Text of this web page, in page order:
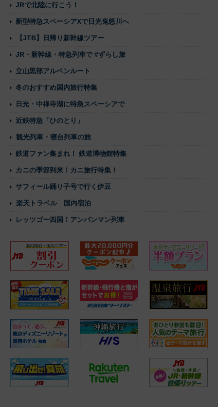
JRで北陸に行こう！
新型特急スペーシアXで日光鬼怒川へ
【JTB】日帰り新幹線ツアー
JR・新幹線・特急列車で #ずらし旅
立山黒部アルペンルート
冬のおすすめ国内旅行特集
日光・中禅寺湖に特急スペーシアで
近鉄特急「ひのとり」
観光列車・寝台列車の旅
鉄道ファン集まれ！ 鉄道博物館特集
カニの季節到来！カニ旅行特集！
サフィール踊り子号で行く伊豆
楽天トラベル 国内宿泊
レッツゴー四国！アンパンマン列車